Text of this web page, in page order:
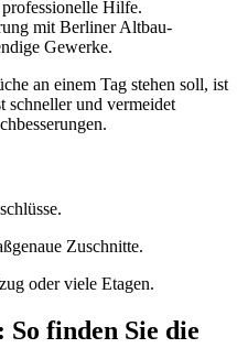
Hilfe.
mit Berliner Altbau-
Gewerke.
an einem Tag stehen soll, ist
schneller und vermeidet
Zuschnitte.
oder viele Etagen.
finden Sie die